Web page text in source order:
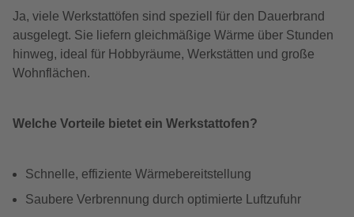
Ja, viele Werkstattöfen sind speziell für den Dauerbrand
ausgelegt. Sie liefern gleichmäßige Wärme über Stunden
hinweg, ideal für Hobbyräume, Werkstätten und große
Wohnflächen.
Welche Vorteile bietet ein Werkstattofen?
Schnelle, effiziente Wärmebereitstellung
Saubere Verbrennung durch optimierte Luftzufuhr